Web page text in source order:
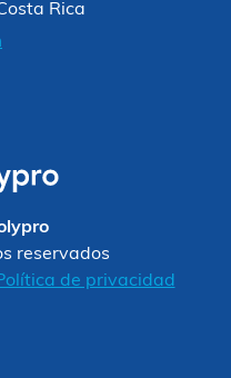
Rica
reservados
de privacidad